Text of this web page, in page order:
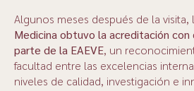
Algunos meses después de la visita,
Medicina obtuvo la acreditación
parte de la EAEVE, un
facultad entre las excelencias
niveles de calidad, investigación e